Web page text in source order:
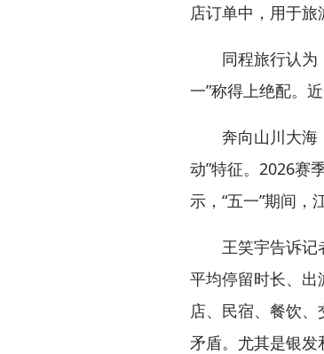
店订单中，用于旅
同程旅行认为，
一”称得上绝配。
奔向山川大海，
动”特征。2026赛
示，“五一”期间，
王笑宇告诉记者
平均停留时长、
店、民宿、餐饮
矛盾。尤其是银